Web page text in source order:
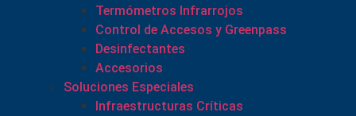
Termómetros Infrarrojos
Control de Accesos y Greenpass
Desinfectantes
Accesorios
Soluciones Especiales
Infraestructuras Críticas